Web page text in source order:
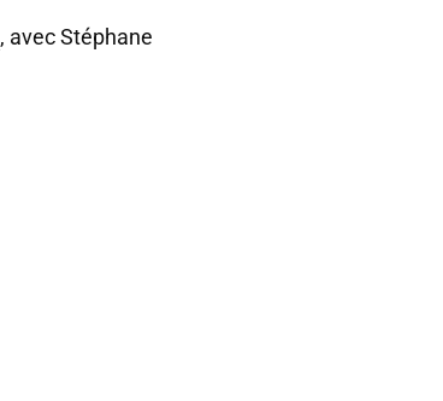
, avec Stéphane